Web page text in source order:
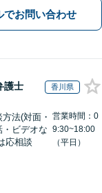
でお問い合わせ
護士 香川県
法(対面・
・ビデオな
応相談
営業時間：0
9:30~18:00
（平日）